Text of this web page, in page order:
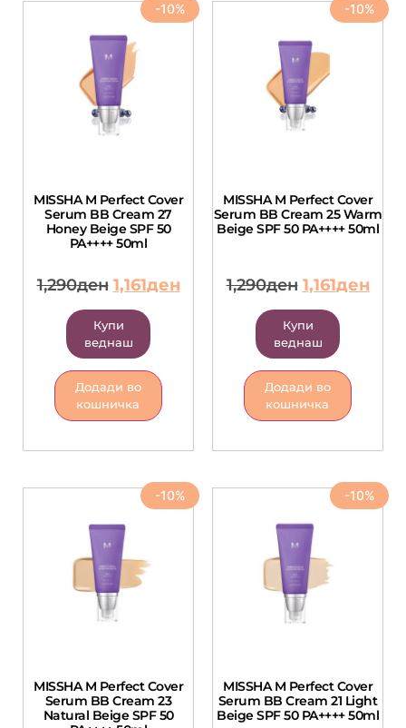
-10%
MISSHA M Perfect Cover
Serum BB Cream 27
Honey Beige SPF 50
PA++++ 50ml
1,290ден 1,161ден
Купи
веднаш
Додади во
кошничка
-10%
MISSHA M Perfect Cover
Serum BB Cream 25 Warm
Beige SPF 50 PA++++ 50ml
1,290ден 1,161ден
Купи
веднаш
Додади во
кошничка
-10%
MISSHA M Perfect Cover
Serum BB Cream 23
Natural Beige SPF 50
-10%
MISSHA M Perfect Cover
Serum BB Cream 21 Light
Beige SPF 50 PA++++ 50ml